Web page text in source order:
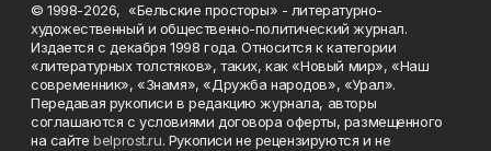
© 1998-2026, «Бельские просторы» - литературно-
художественный и общественно-политический журнал.
Издается с декабря 1998 года. Относится к категории
«литературных толстяков», таких, как «Новый мир», «Наш
современник», «Знамя», «Дружба народов», «Урал».
Передавая рукописи в редакцию журнала, авторы
соглашаются с условиями договора оферты, размещенного
на сайтеbelprost.ru. Рукописи не рецензируются и не